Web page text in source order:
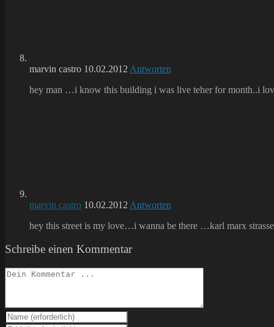
marvin castro 10.02.2012 Antworten
hey man …i know this building i was live teher for month..i
marvin castro 10.02.2012 Antworten
hey this street is my love…i wanna be there …karl marx
Schreibe einen Kommentar
Kommentieren
Gib